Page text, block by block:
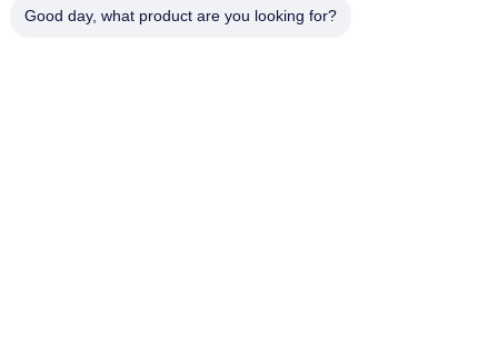
Good day, what product are you looking for?